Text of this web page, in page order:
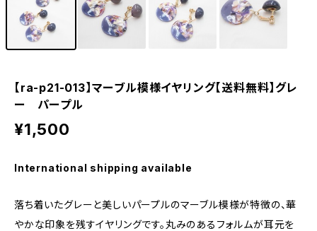
【ra-p21-013】マーブル模様イヤリング【送料無料】グレ
ー パープル
¥1,500
International shipping available
落ち着いたグレーと美しいパープルのマーブル模様が特徴の、華
やかな印象を残すイヤリングです。丸みのあるフォルムが耳元を